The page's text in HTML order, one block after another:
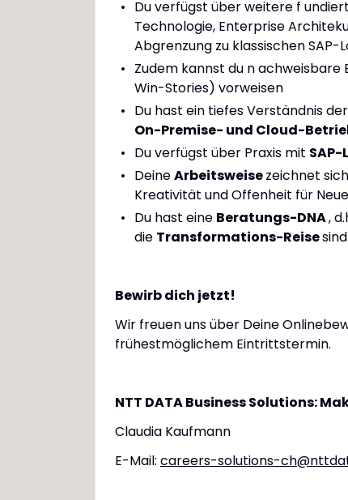
Du verfügst über weitere f
Technologie, Enterprise
Abgrenzung zu klassischen SAP-
Zudem kannst du n
Win-Stories) vorweisen
Du hast ein tiefes Verständnis der
On-Premise- und Cloud-
Du verfügst über Praxis mit
DeineArbeitsweisezeichnet
Kreativität und Offenheit für
Du hast eine Beratungs-DNA,
die Transformations-Reise
Bewirb dich jetzt!
Wir freuen uns über Deine
frühestmöglichem Eintrittstermin.
NTT DATA Business Solutions:
Claudia Kaufmann
E-Mail: careers-solutions-